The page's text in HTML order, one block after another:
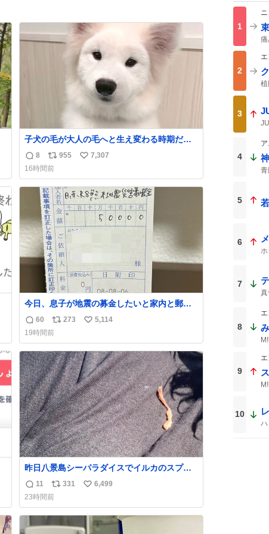
子犬の毛が大人の毛へと生え変わる時期だ
け、着ぐるみを着てるように見える良さがあ
ります
返
信
数
8
リ
ポ
ス
ト
数
955
い
ね
数
7,307
16時間前
今日、息子が地震の募金したいと家内と郵便
局に行ったみたいです。おもちゃとか買う選
択肢もあったと思うけど、自分で貯めてた2万
円を役に立てて欲しい、みんなも元気になっ
て欲しいと。家内も一緒に募金したので、自
分も何かできたらなぁと思いました。
返
信
数
60
リ
ポ
ス
ト
数
273
い
ね
数
5,114
19時間前
昨日八景島シーパラダイスでイルカのスプラ
ッシュを浴びたらゲソのおまけがついてきま
した。誰の食べカスかわからないけど、とて
も愛おしいです。こんなおまけまで付けても
らって感謝しかありません。 #ふれあいラグ
ーン #横浜八景島シーパラダイス
返
信
数
11
リ
ポ
ス
ト
331
い
ね
数
6,499
23時間前
1
痛
2
植
3
4
青
5
6
7
8
9
10
ハ